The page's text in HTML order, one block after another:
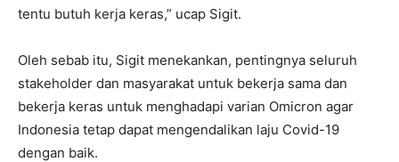
tentu butuh kerja keras,” ucap Sigit.
Oleh sebab itu, Sigit menekankan, pentingnya seluruh
stakeholder dan masyarakat untuk bekerja sama dan
bekerja keras untuk menghadapi varian Omicron agar
Indonesia tetap dapat mengendalikan laju Covid-19
dengan baik.